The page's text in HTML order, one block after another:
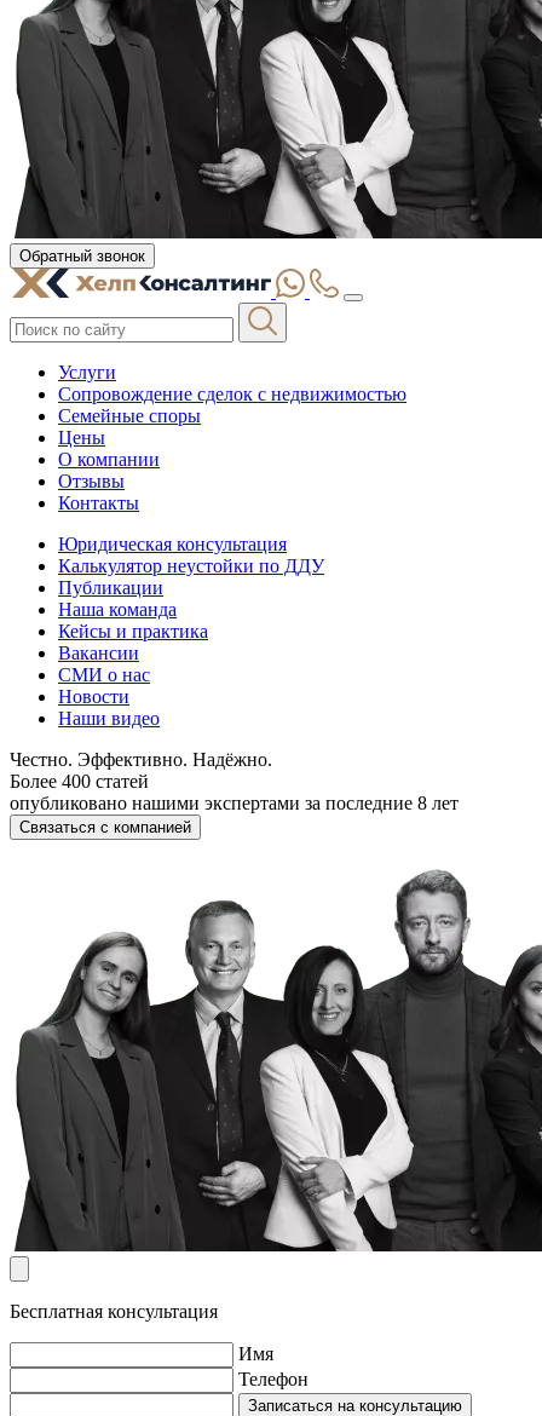
Обратный звонок
Услуги
Сопровождение сделок с недвижимостью
Семейные споры
Цены
О компании
Отзывы
Контакты
Юридическая консультация
Калькулятор неустойки по ДДУ
Публикации
Наша команда
Кейсы и практика
Вакансии
СМИ о нас
Новости
Наши видео
Честно. Эффективно. Надёжно.
Более 400 статей
опубликовано нашими экспертами за последние 8 лет
Связаться с компанией
Бесплатная консультация
Имя
Телефон
Записаться на консультацию